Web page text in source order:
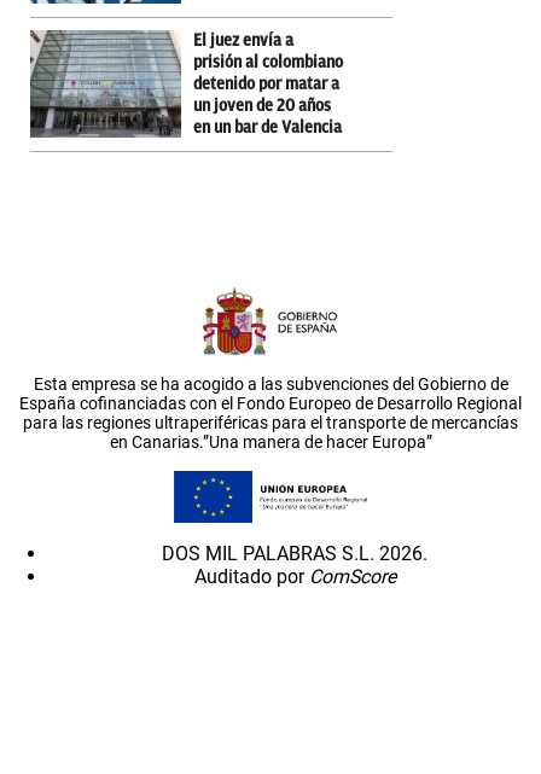
El juez envía a
prisión al colombiano
detenido por matar a
un joven de 20 años
en un bar de Valencia
Esta empresa se ha acogido a las subvenciones del Gobierno de
España cofinanciadas con el Fondo Europeo de Desarrollo Regional
para las regiones ultraperiféricas para el transporte de mercancías
en Canarias.”Una manera de hacer Europa”
DOS MIL PALABRAS S.L. 2026.
Auditado por ComScore